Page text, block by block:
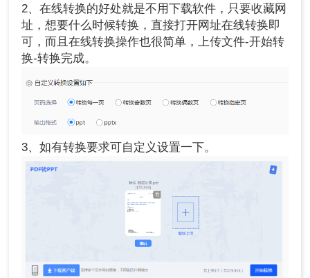
2、在线转换的好处就是不用下载软件，只要收藏网
址，想要什么时候转换，直接打开网址在线转换即
可，而且在线转换操作也很简单，上传文件-开始转
换-转换完成。
3、如有转换要求可自定义设置一下。